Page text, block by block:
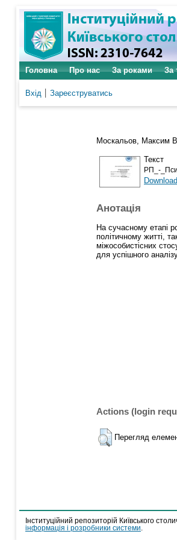
Головна Про нас За роками За
Вхід Зареєструватись
Москальов, Максим
Текст
РП_-
Анотація
На сучасному етапі
політичному житті,
міжособистісних
для успішного
Actions (login
Перегляд
Інституційний репозиторій Київського
інформація і розробники системи